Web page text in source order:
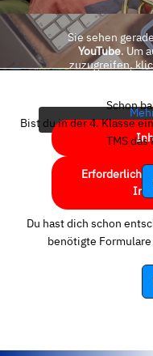
Sie sehen
YouTube. Um
zuzugreifen,
Schon
Bist du in der 4. Klasse
TMS
Du hast dich schon
benötigte